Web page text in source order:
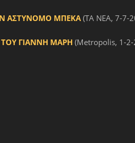
ΑΣΤΥΝΟΜΟ ΜΠΕΚΑ(ΤΑ ΝΕΑ, 7-7-
ΤΟΥ ΓΙΑΝΝΗ ΜΑΡΗ (Metropolis, 1-